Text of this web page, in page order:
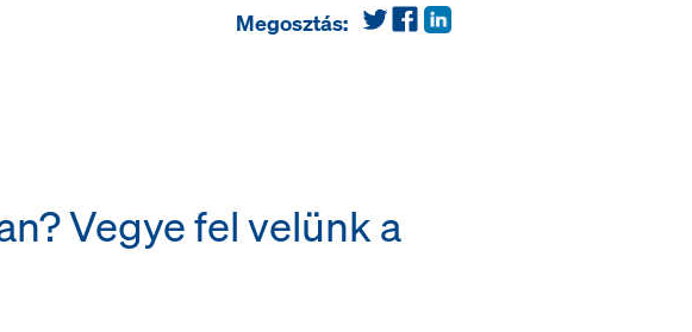
Megosztás:
Vegye fel velünk a